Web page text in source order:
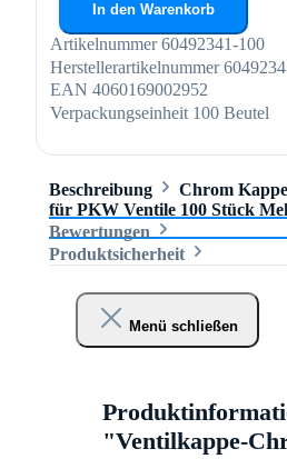
In den Warenkorb
Artikelnummer 60492341-100
Herstellerartikelnummer
EAN 4060169002952
Verpackungseinheit 100 Beutel
Beschreibung
Chrom
für PKW Ventile 100 Stück
Bewertungen
Produktsicherheit
Menü schließen
"Ventilkappe-